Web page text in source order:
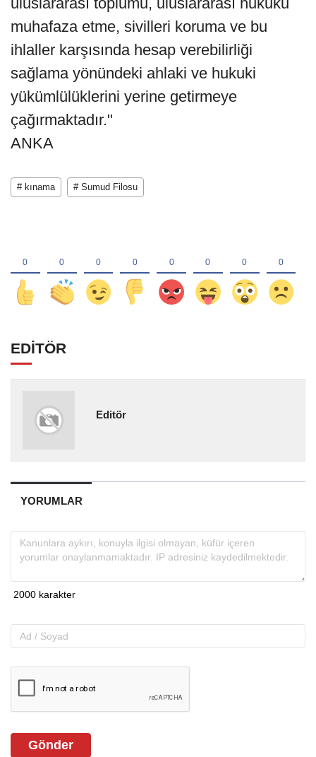
muhafaza etme, sivilleri koruma ve bu
ihlaller karşısında hesap verebilirliği
sağlama yönündeki ahlaki ve hukuki
yükümlülüklerini yerine getirmeye
çağırmaktadır."
ANKA
# kınama # Sumud Filosu
EDİTÖR
Editör
YORUMLAR
Gönder